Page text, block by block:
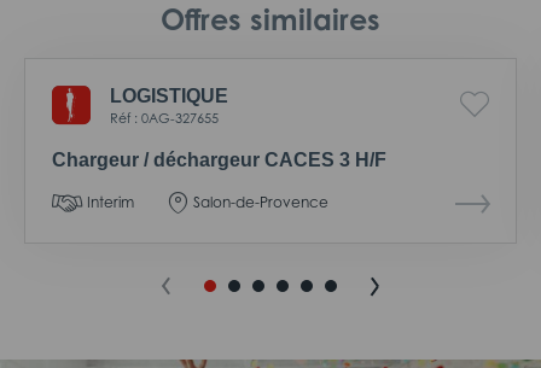
Offres similaires
LOGISTIQUE
Réf : 0AG-327655
Chargeur / déchargeur CACES 3 H/F
Interim Salon-de-Provence